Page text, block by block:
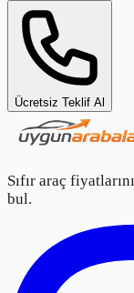
Ücretsiz Teklif Al
Sıfır araç
bul.